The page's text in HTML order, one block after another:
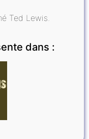
Ted Lewis.
dans :